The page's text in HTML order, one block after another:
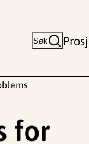
Søk
for